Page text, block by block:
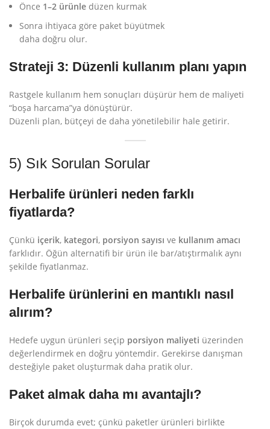
Önce 1–2 ürünle düzen kurmak
Sonra ihtiyaca göre paket büyütmek
daha doğru olur.
Strateji 3: Düzenli kullanım planı yapın
Rastgele kullanım hem sonuçları düşürür hem de maliyeti
“boşa harcama”ya dönüştürür.
Düzenli plan, bütçeyi de daha yönetilebilir hale getirir.
5) Sık Sorulan Sorular
Herbalife ürünleri neden farklı
fiyatlarda?
Çünkü içerik, kategori, porsiyon sayısı ve kullanım amacı
farklıdır. Öğün alternatifi bir ürün ile bar/atıştırmalık aynı
şekilde fiyatlanmaz.
Herbalife ürünlerini en mantıklı nasıl
alırım?
Hedefe uygun ürünleri seçip porsiyon maliyeti üzerinden
değerlendirmek en doğru yöntemdir. Gerekirse danışman
desteğiyle paket oluşturmak daha pratik olur.
Paket almak daha mı avantajlı?
Birçok durumda evet; çünkü paketler ürünleri birlikte